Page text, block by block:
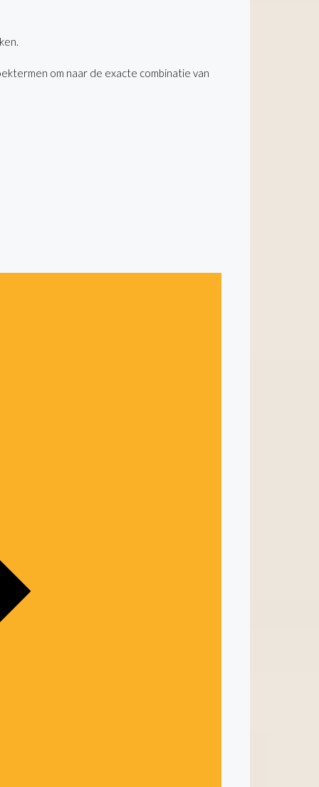
om naar de exacte combinatie van